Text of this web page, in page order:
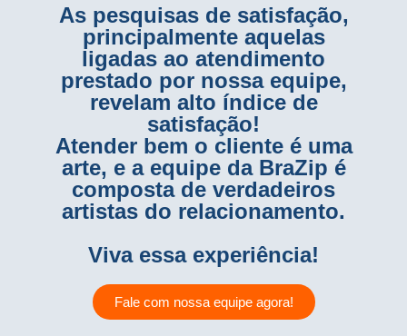
As pesquisas de satisfação,
principalmente aquelas
ligadas ao atendimento
prestado por nossa equipe,
revelam alto índice de
satisfação!
Atender bem o cliente é uma
arte, e a equipe da BraZip é
composta de verdadeiros
artistas do relacionamento.
Viva essa experiência!
Fale com nossa equipe agora!